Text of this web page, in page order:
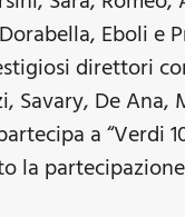
Eboli
direttori
Savary, De
a “Verdi